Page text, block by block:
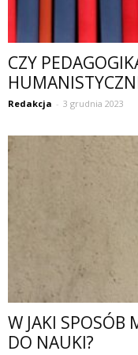
CZY
Redakcja - 3 grudnia 2023
W JAKI SPOSÓB
DO NAUKI?